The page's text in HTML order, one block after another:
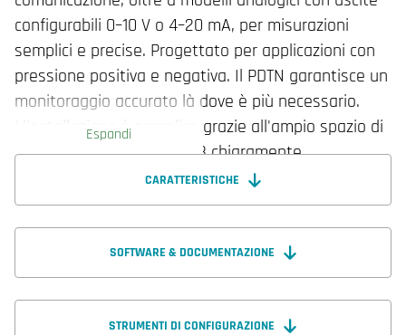
configurabili 0–10 V o 4–20 mA, per misurazioni
semplici e precise. Progettato per applicazioni con
pressione positiva e negativa. Il PDTN garantisce un
monitoraggio accurato là dove è più necessario.
L'installazione è semplice grazie all'ampio spazio di
cablaggio, alle schede PCB chiaramente
contrassegnate e a un intuitivo selettore a
rotazione. La rapida messa in servizio tramite l'app
Regin:GO consente di essere operativi in pochissimo
tempo, per potersi concentrare sulle prestazioni,
non sulla configurazione. Presigo PDTN: dove
innovazione, precisione e facilità d'uso si fondono.
Espandi
CARATTERISTICHE
SOFTWARE & DOCUMENTAZIONE
STRUMENTI DI CONFIGURAZIONE